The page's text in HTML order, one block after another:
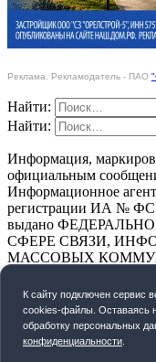
Реклама. Рекламодатель - ПАО
Найти:
Найти:
Информация,
официальным
Информационное
регистрации ИА № ФС
выдано
СФЕРЕ СВЯЗИ,
МАССОВЫХ
ПОЛИТИКА
СОГЛАСИЕ НА
К cайту подключен сервис
cookies-файлы. Оставаясь
обработку персональных
конфиденциальности